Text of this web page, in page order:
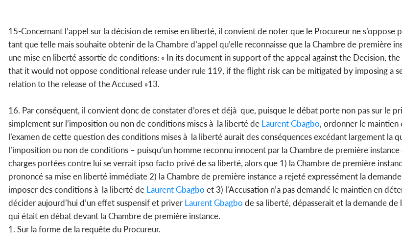
15-Concernant l’appel sur la décision de remise en liberté, il convient de noter que le Procureur ne s’oppose
tant que telle mais souhaite obtenir de la Chambre d’appel qu’elle reconnaisse que la Chambre de première
une mise en liberté assortie de conditions: « In its document in support of the appeal against the Decision,
that it would not oppose conditional release under rule 119, if the flight risk can be mitigated by imposing a
relation to the release of the Accused »13.
16. Par conséquent, il convient donc de constater d’ores et déjà que, puisque le débat porte non pas sur le
simplement sur l’imposition ou non de conditions mises à la liberté de Laurent Gbagbo, ordonner le
l’examen de cette question des conditions mises à la liberté aurait des conséquences excédant largement la
l’imposition ou non de conditions – puisqu’un homme reconnu innocent par la Chambre de première
charges portées contre lui se verrait ipso facto privé de sa liberté, alors que 1) la Chambre de première
prononcé sa mise en liberté immédiate 2) la Chambre de première instance a rejeté expressément la
imposer des conditions à la liberté de Laurent Gbagbo et 3) l’Accusation n’a pas demandé le maintien en
décider aujourd’hui d’un effet suspensif et priver Laurent Gbagbo de sa liberté, dépasserait et la demande de
qui était en débat devant la Chambre de première instance.
1. Sur la forme de la requête du Procureur.